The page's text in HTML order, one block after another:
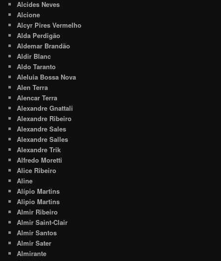
Alcides Neves
Alcione
Alcyr Pires Vermelho
Alda Perdigão
Aldemar Brandão
Aldir Blanc
Aldo Taranto
Aleluia Bossa Nova
Alen Terra
Alencar Terra
Alexandre Gnattali
Alexandre Ribeiro
Alexandre Sales
Alexandre Salles
Alexandre Trik
Alfredo Moretti
Alice Ribeiro
Aline
Alípio Martins
Alipio Martins
Almir Ribeiro
Almir Saint-Clair
Almir Santos
Almir Sater
Almirante